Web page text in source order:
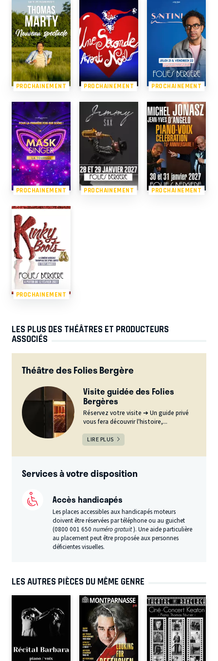
PROCHAINEMENT PROCHAINEMENT PROCHAINEMENT
PROCHAINEMENT PROCHAINEMENT PROCHAINEMENT
PROCHAINEMENT
LES PLUS DES THÉÂTRES ET PRODUCTEURS
ASSOCIÉS
Théâtre des Folies Bergère
Visite guidée des Folies
Bergères
Réservez votre visite ➔ Un guide privé
vous fera découvrir l'histoire,...
LIRE PLUS
Services à votre disposition
Accès handicapés
Les places accessibles aux handicapés moteurs
doivent être réservées par téléphone ou au guichet
(0800 001 650numéro gratuit). Une aide particulière
au placement peut être proposée aux personnes
déficientes visuelles.
LES AUTRES PIÈCES DU MÊME GENRE